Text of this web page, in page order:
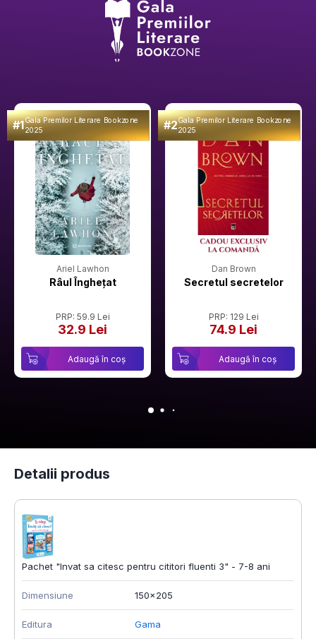
#1Gala Premilor Literare Bookzone
2025
Ariel Lawhon
Râul Înghețat
PRP: 59.9 Lei
32.9 Lei
Adaugă în coș
#2Gala Premilor Literare Bookzone
2025
Dan Brown
Secretul secretelor
PRP: 129 Lei
74.9 Lei
Adaugă în coș
Detalii produs
Pachet "Invat sa citesc pentru cititori fluenti 3" - 7-8 ani
Dimensiune 150x205
Editura Gama